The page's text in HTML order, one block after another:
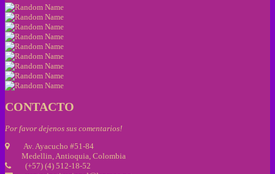
CONTACTO
Por favor dejenos sus comentarios!
Av. Ayacucho #51-84
Medellin, Antioquia, Colombia
(+57) (4) 512-18-52